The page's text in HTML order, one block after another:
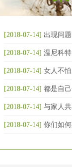
[2018-07-14] 出现问题
[2018-07-14] 温尼科
[2018-07-14] 女人不
[2018-07-14] 都是自
[2018-07-14] 与家人
[2018-07-14] 你们如